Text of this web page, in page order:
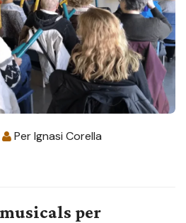
PerIgnasi Corella
per